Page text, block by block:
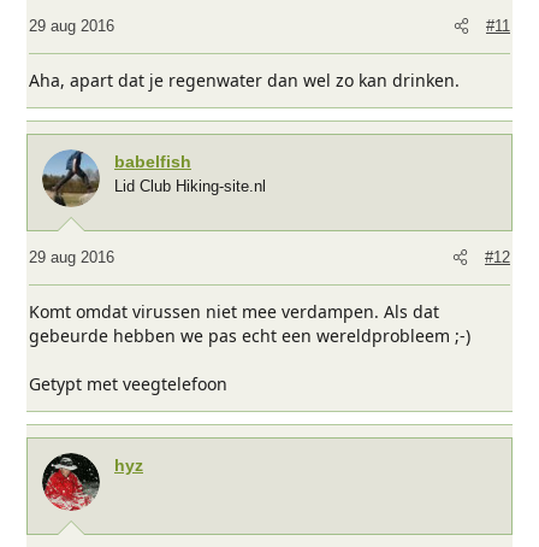
29 aug 2016 #11
Aha, apart dat je regenwater dan wel zo kan drinken.
babelfish
Lid Club Hiking-site.nl
29 aug 2016 #12
Komt omdat virussen niet mee verdampen. Als dat
gebeurde hebben we pas echt een wereldprobleem ;-)
Getypt met veegtelefoon
hyz